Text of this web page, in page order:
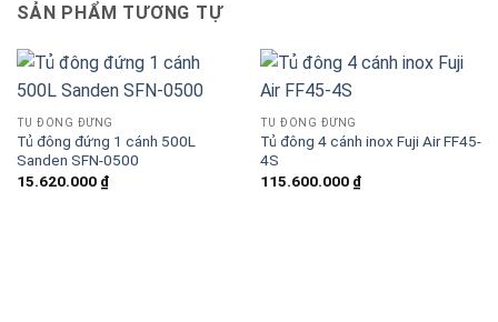
SẢN PHẨM TƯƠNG TỰ
TỦ ĐÔNG ĐỨNG
Tủ đông đứng 1 cánh 500L
Sanden SFN-0500
15.620.000 ₫
TỦ ĐÔNG ĐỨNG
Tủ đông 4 cánh inox Fuji Air FF45-
4S
115.600.000 ₫